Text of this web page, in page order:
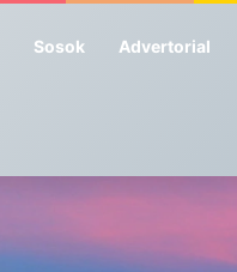
Sosok Advertorial